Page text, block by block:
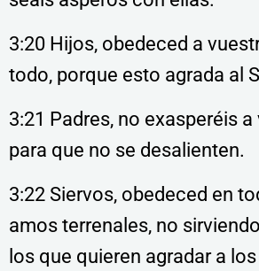
3:20 Hijos, obedeced a
todo, porque esto agrada al
3:21 Padres, no exasperéis
para que no se desalienten.
3:22 Siervos, obedeced en
amos terrenales, no
los que quieren agradar a